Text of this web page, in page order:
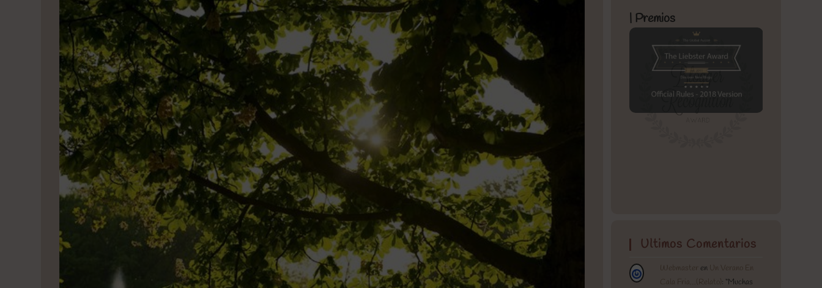
| Premios
Ultimos Comentarios
Webmaster en Un Verano En
Cala Fria…(Relato) : “Muchas